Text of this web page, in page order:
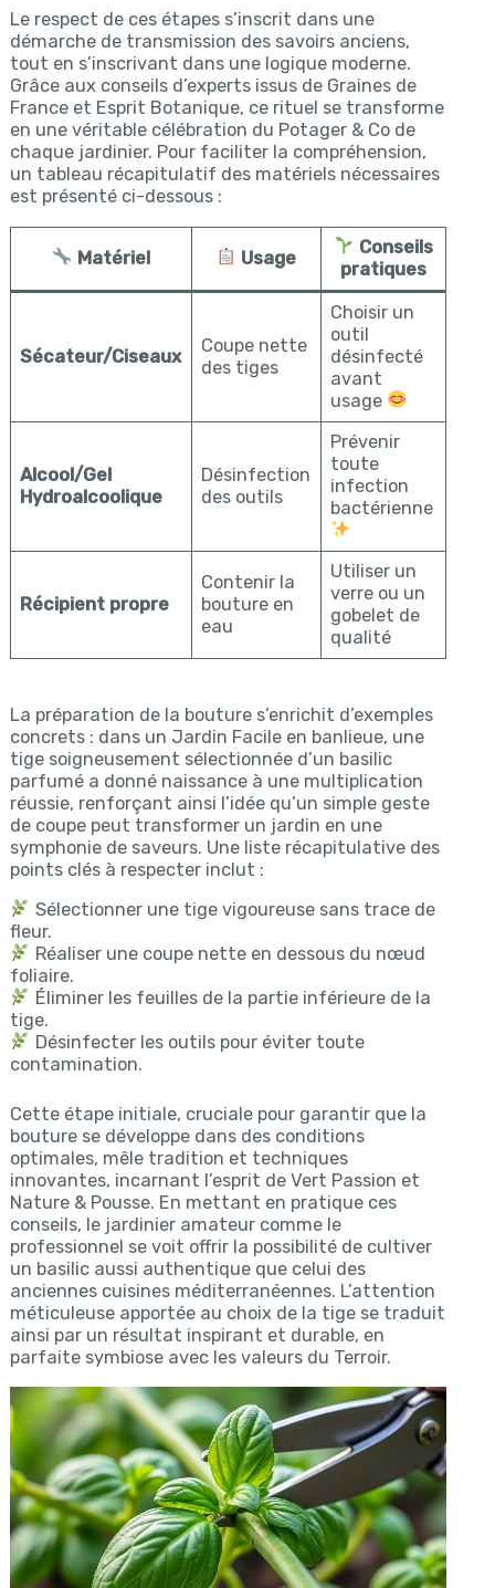
Le respect de ces étapes s’inscrit dans une
démarche de transmission des savoirs anciens,
tout en s’inscrivant dans une logique moderne.
Grâce aux conseils d’experts issus de Graines de
France et Esprit Botanique, ce rituel se transforme
en une véritable célébration du Potager & Co de
chaque jardinier. Pour faciliter la compréhension,
un tableau récapitulatif des matériels nécessaires
est présenté ci-dessous :
Matériel Usage
Conseils
pratiques
Sécateur/Ciseaux
Coupe nette
des tiges
Choisir un
outil
désinfecté
avant
usage
Alcool/Gel
Hydroalcoolique
Désinfection
des outils
Prévenir
toute
infection
bactérienne
Récipient propre
Contenir la
bouture en
eau
Utiliser un
verre ou un
gobelet de
qualité
La préparation de la bouture s’enrichit d’exemples
concrets : dans un Jardin Facile en banlieue, une
tige soigneusement sélectionnée d’un basilic
parfumé a donné naissance à une multiplication
réussie, renforçant ainsi l’idée qu’un simple geste
de coupe peut transformer un jardin en une
symphonie de saveurs. Une liste récapitulative des
points clés à respecter inclut :
Sélectionner une tige vigoureuse sans trace de
fleur.
Réaliser une coupe nette en dessous du nœud
foliaire.
Éliminer les feuilles de la partie inférieure de la
tige.
Désinfecter les outils pour éviter toute
contamination.
Cette étape initiale, cruciale pour garantir que la
bouture se développe dans des conditions
optimales, mêle tradition et techniques
innovantes, incarnant l’esprit de Vert Passion et
Nature & Pousse. En mettant en pratique ces
conseils, le jardinier amateur comme le
professionnel se voit offrir la possibilité de cultiver
un basilic aussi authentique que celui des
anciennes cuisines méditerranéennes. L’attention
méticuleuse apportée au choix de la tige se traduit
ainsi par un résultat inspirant et durable, en
parfaite symbiose avec les valeurs du Terroir.